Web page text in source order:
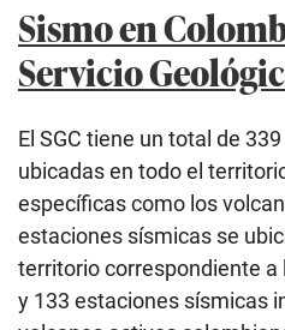
Sismo en
Servicio
El SGC tiene un total de
ubicadas en todo el
específicas como los
estaciones sísmicas se
territorio correspondiente a
y 133 estaciones sísmicas